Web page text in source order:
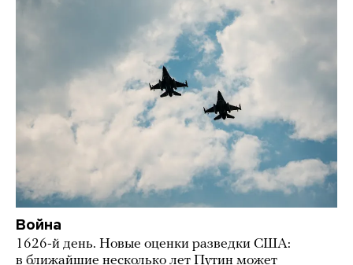
Война
1626-й день. Новые оценки разведки США:
в ближайшие несколько лет Путин может